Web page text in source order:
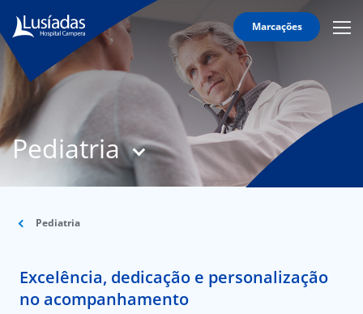
Marcações
Lusíadas
Hospitais
e
Clínico
Acordos
Pediatria
Pediatria
Excelência, dedicação e personalização
no acompanhamento